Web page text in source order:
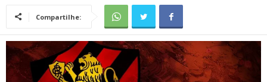
Compartilhe: